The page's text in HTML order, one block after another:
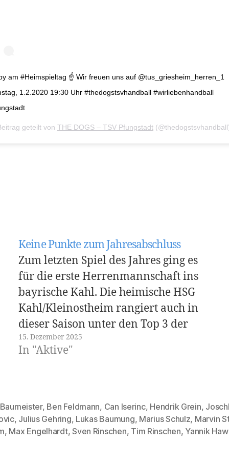
am #Heimspieltag ☝️ Wir freuen uns auf @tus_griesheim_herren_1
1.2.2020 19:30 Uhr #thedogstsvhandball #wirliebenhandball
geteilt von THE DOGS – TSV Pfungstadt (@thedogstsvhandball)
Keine Punkte zum Jahresabschluss
Zum letzten Spiel des Jahres ging es
für die erste Herrenmannschaft ins
bayrische Kahl. Die heimische HSG
Kahl/Kleinostheim rangiert auch in
dieser Saison unter den Top 3 der
Liga. Nach der bitten Niederlage in
der Vorwoche für unseren TSV gegen
15. Dezember 2025
In "Aktive"
, Ben Feldmann, Can Iserinc, Hendrik Grein,
, Julius Gehring, Lukas Baumung, Marius Schulz, Marvin
, Max Engelhardt,Sven Rinschen, Tim Rinschen, Yannik